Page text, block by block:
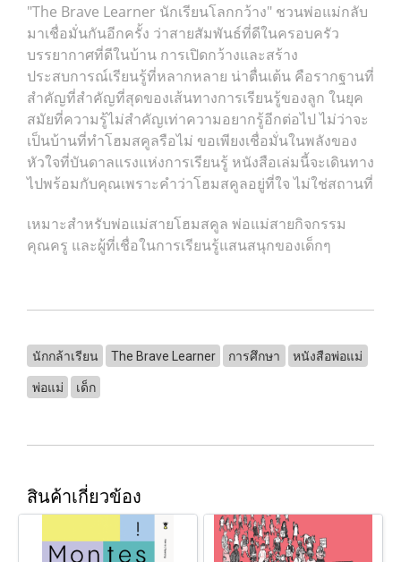
"The Brave Learner นักเรียนโลกกว้าง" ชวนพ่อแม่กลับ
มาเชื่อมั่นกันอีกครั้ง ว่าสายสัมพันธ์ที่ดีในครอบครัว
บรรยากาศที่ดีในบ้าน การเปิดกว้างและสร้าง
ประสบการณ์เรียนรู้ที่หลากหลาย น่าตื่นเต้น คือรากฐานที่
สำคัญที่สำคัญที่สุดของเส้นทางการเรียนรู้ของลูก ในยุค
สมัยที่ความรู้ไม่สำคัญเท่าความอยากรู้อีกต่อไป ไม่ว่าจะ
เป็นบ้านที่ทำโฮมสคูลรือไม่ ขอเพียงเชื่อมั่นในพลังของ
หัวใจที่บันดาลแรงแห่งการเรียนรู้ หนังสือเล่มนี้จะเดินทาง
ไปพร้อมกับคุณเพราะคำว่าโฮมสคูลอยู่ที่ใจ ไม่ใช่สถานที่
เหมาะสำหรับพ่อแม่สายโฮมสคูล พ่อแม่สายกิจกรรม
คุณครู และผู้ที่เชื่อในการเรียนรู้แสนสนุกของเด็กๆ
นักกล้าเรียน The Brave Learner การศึกษา หนังสือพ่อแม่
พ่อแม่ เด็ก
สินค้าเกี่ยวข้อง